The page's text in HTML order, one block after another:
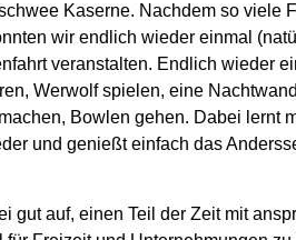
Kaserne. Nachdem so viele
wir endlich wieder einmal
veranstalten. Endlich wieder
Werwolf spielen, eine
Bowlen gehen. Dabei lernt
und genießt einfach das
gut auf, einen Teil der Zeit mit